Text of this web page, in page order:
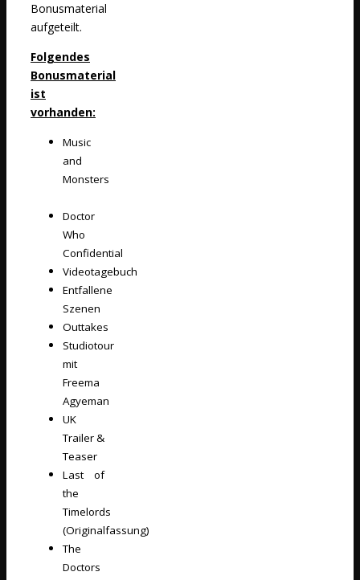
Bonusmaterial
aufgeteilt.
Folgendes
Bonusmaterial
ist
vorhanden:
Music
and
Monsters
Doctor
Who
Confidential
Videotagebuch
Entfallene
Szenen
Outtakes
Studiotour
mit
Freema
Agyeman
UK
Trailer &
Teaser
Last of
the
Timelords
(Originalfassung)
The
Doctors